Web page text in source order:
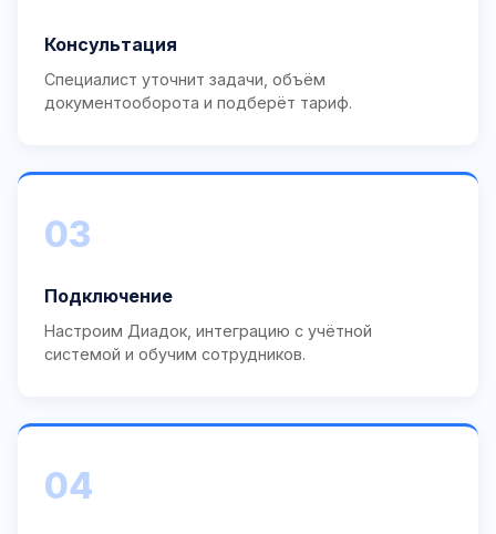
Консультация
Специалист уточнит задачи, объём
документооборота и подберёт тариф.
03
Подключение
Настроим Диадок, интеграцию с учётной
системой и обучим сотрудников.
04